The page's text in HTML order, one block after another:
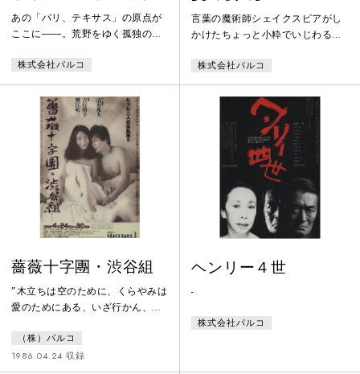
あの「パリ、テキサス」の原点が
ここに――。荒野をゆく孤独の
える。コヨーテの狂騒の中、男た
ちの野生が目覚める。楽園から荒
野へ、兄弟の宿命の闘いがいま
――。
株式会社パルコ
言葉の魔術師シェイクスピアがし
かけたちょっと小粋でいじわるな
ないあなたに贈る恋愛天使の夢の
世界
株式会社パルコ
薔薇十字團・渋谷組
”木立ちは空のために、くらやみは
愛のためにある、いざ行かん、わ
二人の反乱軍！！
（株）パルコ
1986.04.24 収録
ヘンリー４世
-
株式会社パルコ